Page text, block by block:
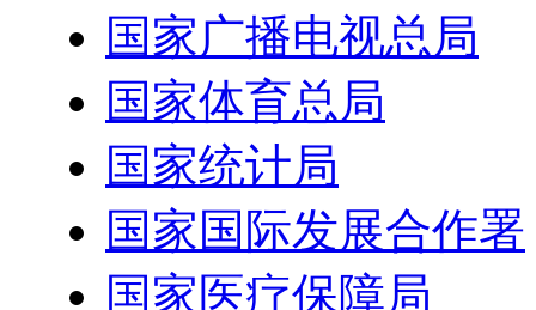
国家广播电视总局
国家体育总局
国家统计局
国家国际发展合作署
国家医疗保障局